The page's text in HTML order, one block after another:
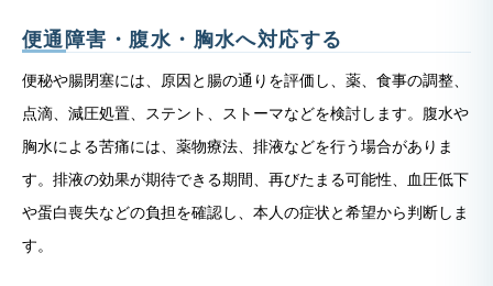
便通障害・腹水・胸水へ対応する
便秘や腸閉塞には、原因と腸の通りを評価し、薬、食事の調整、
点滴、減圧処置、ステント、ストーマなどを検討します。腹水や
胸水による苦痛には、薬物療法、排液などを行う場合がありま
す。排液の効果が期待できる期間、再びたまる可能性、血圧低下
や蛋白喪失などの負担を確認し、本人の症状と希望から判断しま
す。